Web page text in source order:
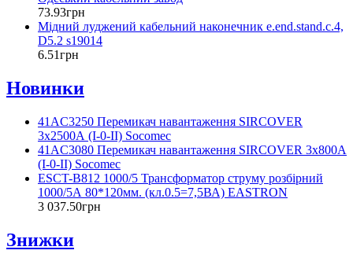
73.93грн
Мідний луджений кабельний наконечник e.end.stand.c.4,
D5.2 s19014
6.51грн
Новинки
41AC3250 Перемикач навантаження SIRCOVER
3x2500А (I-0-II) Socomec
41AC3080 Перемикач навантаження SIRCOVER 3x800А
(I-0-II) Socomec
ESCT-B812 1000/5 Трансформатор струму розбірний
1000/5А 80*120мм. (кл.0.5=7,5ВА) EASTRON
3 037.50грн
Знижки